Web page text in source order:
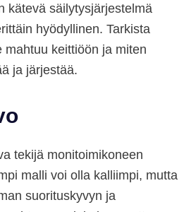
kätevä säilytysjärjestelmä
hyödyllinen. Tarkista
mahtuu keittiöön ja miten
ja järjestää.
tekijä monitoimikoneen
malli voi olla kalliimpi, mutta
suorituskyvyn ja